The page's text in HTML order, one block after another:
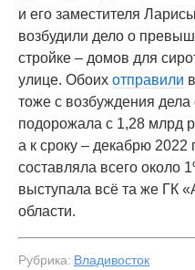
и его заместителя
возбудили дело о
стройке – домов для
улице. Обоих отправили
тоже с возбуждения дела
подорожала с 1,28 млрд
а к сроку – декабрю 2022
составляла всего около
выступала всё та же ГК
области.
Рубрика: Владивосток